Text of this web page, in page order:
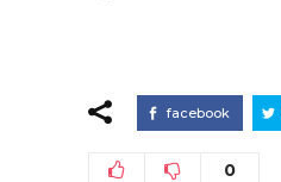
facebook
0